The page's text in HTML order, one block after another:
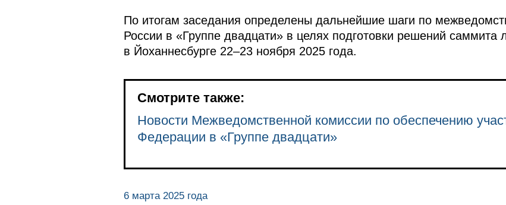
По итогам заседания определены дальнейшие шаги по
России в «Группе двадцати» в целях подготовки решений саммита
в Йоханнесбурге 22–23 ноября 2025 года.
Смотрите также:
Новости Межведомственной комиссии по обеспечению
Федерации в «Группе двадцати»
6 марта 2025 года